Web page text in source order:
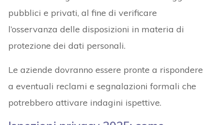
pubblici e privati, al fine di verificare
l’osservanza delle disposizioni in materia di
protezione dei dati personali.
Le aziende dovranno essere pronte a rispondere
a eventuali reclami e segnalazioni formali che
potrebbero attivare indagini ispettive.